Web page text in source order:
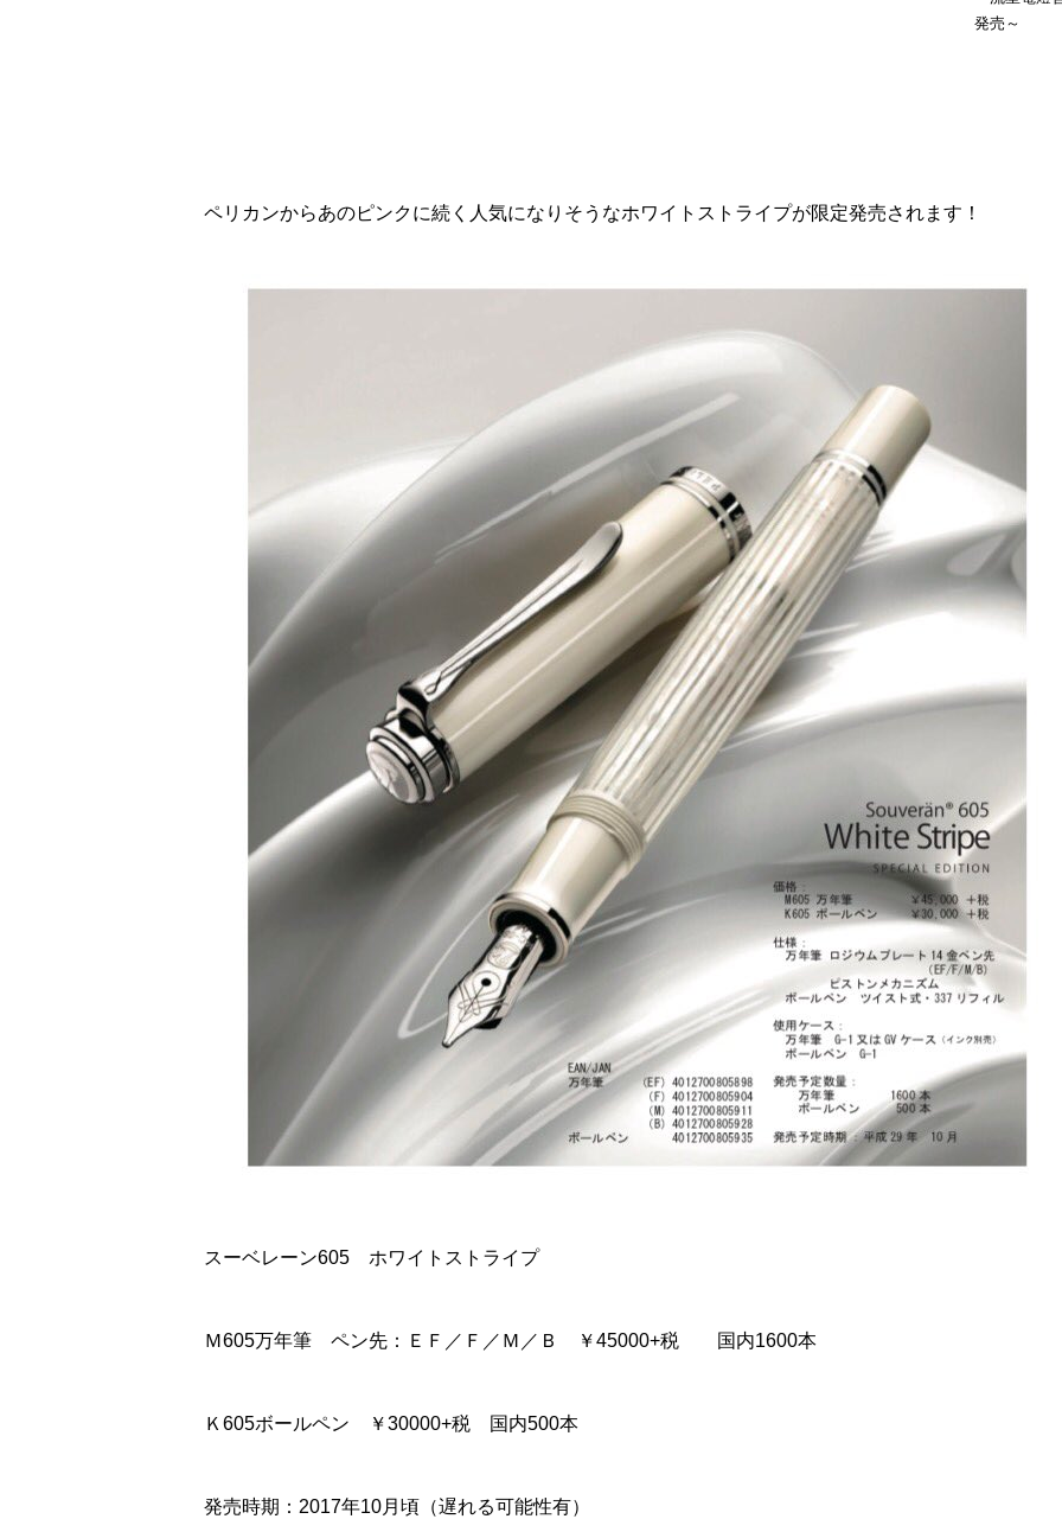
発売～
ペリカンからあのピンクに続く人気になりそうなホワイトストライプが限定発売されます！
スーベレーン605 ホワイトストライプ
Ｍ605万年筆 ペン先：ＥＦ／Ｆ／Ｍ／Ｂ ￥45000+税 国内1600本
Ｋ605ボールペン ￥30000+税 国内500本
発売時期：2017年10月頃（遅れる可能性有）